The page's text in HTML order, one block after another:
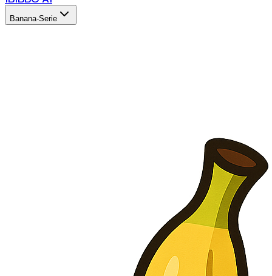
Banana-Serie